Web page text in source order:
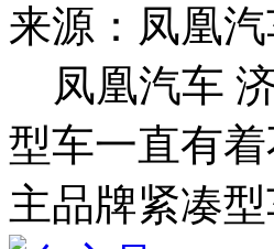
来源：凤凰
凤凰汽车
型车一直有
主品牌紧凑